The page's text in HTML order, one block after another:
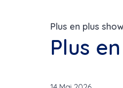
Plus en plus show
Plus